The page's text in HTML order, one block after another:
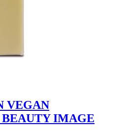
VEGAN
IMAGE